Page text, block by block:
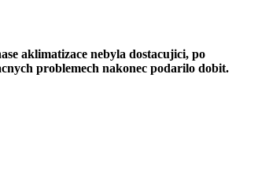
aklimatizace nebyla dostacujici, po
problemech nakonec podarilo dobit.